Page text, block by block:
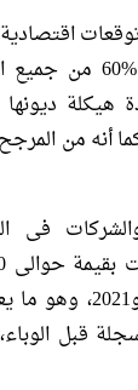
الماضى من أن
هيكلة
أنه من
فى
سنوياً فى عامى 2020
قبل